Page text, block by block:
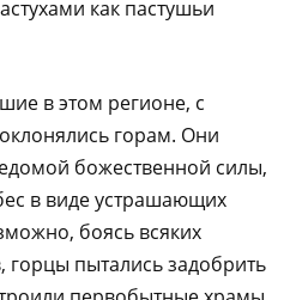
как пастушьи
в этом регионе, с
горам. Они
божественной силы,
в виде устрашающих
боясь всяких
горцы пытались задобрить